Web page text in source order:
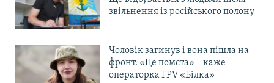
звільнення із російського полону
Чоловік загинув і вона пішла на
фронт. «Це помста» – каже
операторка FPV «Білка»